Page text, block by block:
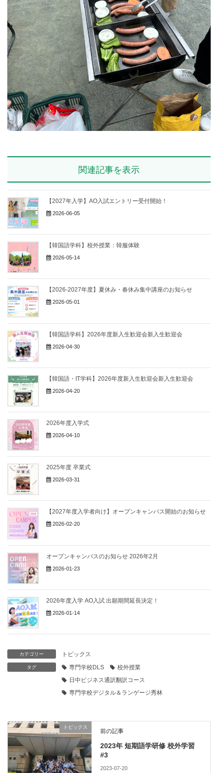
関連記事を表示
【2027年入学】AO入試エントリー受付開始！
2026-06-05
【韓国語学科】校外授業：韓服体験
2026-05-14
【2026-2027年度】夏休み・春休み集中講座のお知らせ
2026-05-01
【韓国語学科】2026年度新入生歓迎会新入生歓迎会
2026-04-30
【韓国語・IT学科】2026年度新入生歓迎会新入生歓迎会
2026-04-20
2026年度入学式
2026-04-10
2025年度 卒業式
2026-03-31
【2027年度入学者向け】オープンキャンパス開始のお知らせ
2026-02-20
オープンキャンパスのお知らせ 2026年2月
2026-01-23
2026年度入学 AO入試 出願期間延長決定！
2026-01-14
カテゴリー トピックス
タグ 専門学校DLS
校外授業
日中ビジネス通訳翻訳コース
専門学校デジタル＆ランゲージ秀林
トピックス
前の記事
2023年 短期語学研修 校外学習
#3
2023-07-20